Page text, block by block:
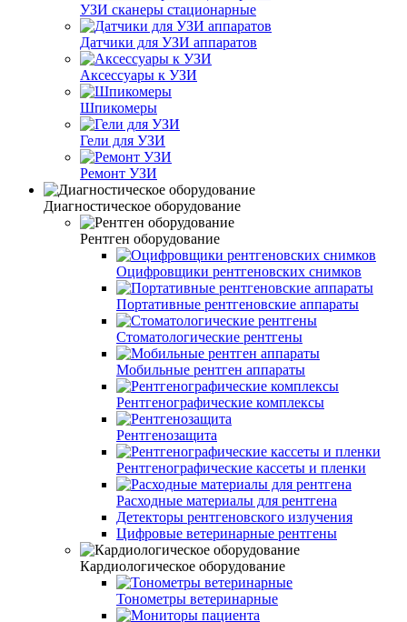
УЗИ сканеры стационарные
Датчики для УЗИ аппаратов
Аксессуары к УЗИ
Шпикомеры
Гели для УЗИ
Ремонт УЗИ
Диагностическое оборудование
Рентген оборудование
Оцифровщики рентгеновских снимков
Портативные рентгеновские аппараты
Стоматологические рентгены
Мобильные рентген аппараты
Рентгенографические комплексы
Рентгенозащита
Рентгенографические кассеты и пленки
Расходные материалы для рентгена
Детекторы рентгеновского излучения
Цифровые ветеринарные рентгены
Кардиологическое оборудование
Тонометры ветеринарные